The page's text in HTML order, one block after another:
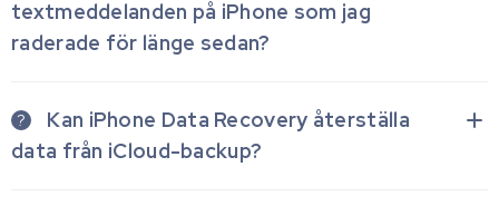
textmeddelanden på iPhone som jag
raderade för länge sedan?
?
Kan iPhone Data Recovery återställa
data från iCloud-backup?